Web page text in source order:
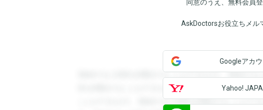
同意のうえ、無料会員
AskDoctorsお役立ちメル
登録すると回答を閲覧することができます。登録する
答を閲覧することができます。登録すると回答を閲覧
ことができます。登録すると回答を閲覧することがで
Googleアカ
Yahoo!